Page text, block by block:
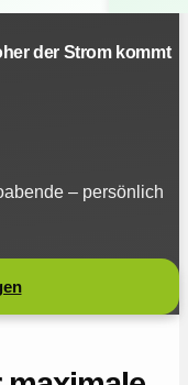
der Strom kommt
– persönlich